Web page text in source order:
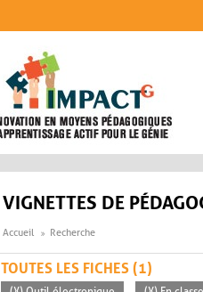
VIGNETTES DE
Accueil Recherche
TOUTES LES FICHES (1)